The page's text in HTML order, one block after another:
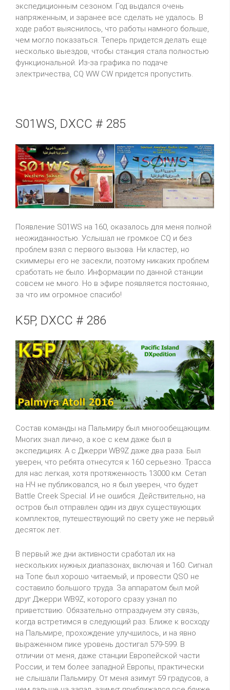
экспедиционным сезоном. Год выдался очень
напряженным, и заранее все сделать не удалось. В
ходе работ выяснилось, что работы намного больше,
чем могло показаться. Теперь придется делать еще
несколько выездов, чтобы станция стала полностью
функциональной. Из-за графика по подаче
электричества, CQ WW CW придется пропустить.
S01WS, DXCC # 285
Появление S01WS на 160, оказалось для меня полной
неожиданностью. Услышал не громкое CQ и без
проблем взял с первого вызова. Ни кластер, но
скиммеры его не засекли, поэтому никаких проблем
сработать не было. Информации по данной станции
совсем не много. Но в эфире появляется постоянно,
за что им огромное спасибо!
K5P, DXCC # 286
Состав команды на Пальмиру был многообещающим.
Многих знал лично, а кое с кем даже был в
экспедициях. А с Джерри WB9Z даже два раза. Был
уверен, что ребята отнесутся к 160 серьезно. Трасса
для нас легкая, хотя протяженность 13000 км. Сетап
на НЧ не публиковался, но я был уверен, что будет
Battle Creek Special. И не ошибся. Действительно, на
остров был отправлен один из двух существующих
комплектов, путешествующий по свету уже не первый
десяток лет.
В первый же дни активности сработал их на
нескольких нужных диапазонах, включая и 160. Сигнал
на Топе был хорошо читаемый, и провести QSO не
составило большого труда. За аппаратом был мой
друг Джерри WB9Z, которого сразу узнал по
приветствию. Обязательно отпразднуем эту связь,
когда встретимся в следующий раз. Ближе к восходу
на Пальмире, прохождение улучшилось, и на явно
выраженном пике уровень достигал 579-599. В
отличии от меня, даже станции Европейской части
России, и тем более западной Европы, практически
не слышали Пальмиру. От меня азимут 59 градусов, а